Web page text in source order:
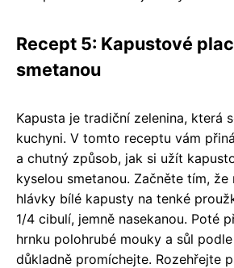
Recept 5: Kapustové
smetanou
Kapusta je tradiční zelenina, která
kuchyni. V tomto receptu vám
a chutný způsob, jak si užít
kyselou smetanou. Začněte tím, že
hlávky bílé kapusty na tenké
1/4 cibulí, jemně nasekanou. Poté
hrnku polohrubé mouky a sůl
důkladně promíchejte. Rozehřejte